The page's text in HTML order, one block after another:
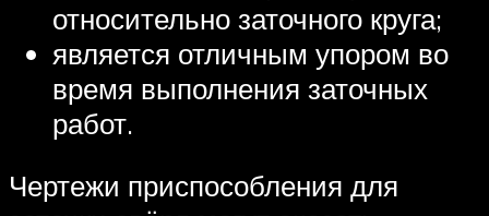
относительно заточного круга;
является отличным упором во
время выполнения заточных
работ.
Чертежи приспособления для